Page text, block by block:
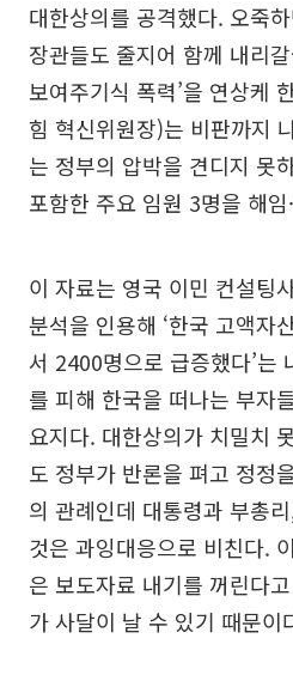
대한상의를 공격했다. 오죽
장관들도 줄지어 함께 내리
보여주기식 폭력’을 연상케
힘 혁신위원장)는 비판까지
는 정부의 압박을 견디지 못
포함한 주요 임원 3명을 해임
이 자료는 영국 이민 컨설팅
분석을 인용해 ‘한국 고액자
서 2400명으로 급증했다’는
를 피해 한국을 떠나는 부자
요지다. 대한상의가 치밀치
도 정부가 반론을 펴고 정정
의 관례인데 대통령과 부총
것은 과잉대응으로 비친다.
은 보도자료 내기를 꺼린다
가 사달이 날 수 있기 때문이